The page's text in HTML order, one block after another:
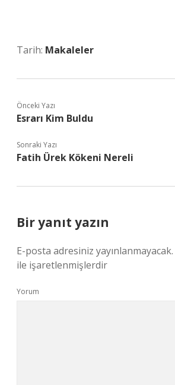
Tarih: Makaleler
Önceki Yazı
Esrarı Kim Buldu
Sonraki Yazı
Fatih Ürek Kökeni Nereli
Bir yanıt yazın
E-posta adresiniz yayınlanmayacak.
ile işaretlenmişlerdir
Yorum